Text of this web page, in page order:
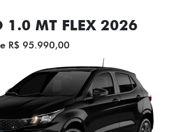
1.0 MT FLEX 2026
R$ 95.990,00